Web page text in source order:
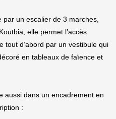
un escalier de 3 marches,
elle permet l’accès
tout d’abord par un vestibule qui
en tableaux de faïence et
aussi dans un encadrement en
: